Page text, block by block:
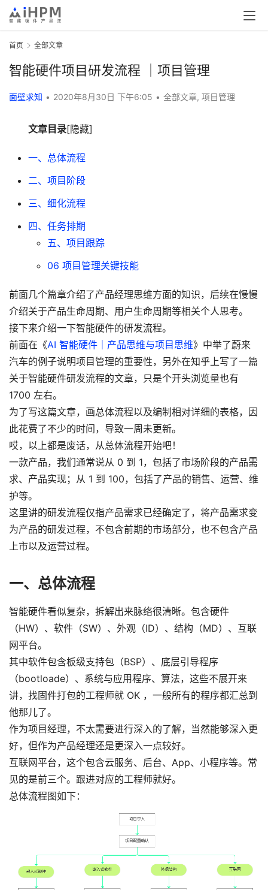
首页 全部文章
智能硬件项目研发流程 ｜项目管理
面壁求知 • 2020年8月30日 下午6:05 • 全部文章, 项目管理
文章目录[隐藏]
一、总体流程
二、项目阶段
三、细化流程
四、任务排期
五、项目跟踪
06 项目管理关键技能
前面几个篇章介绍了产品经理思维方面的知识，后续在慢慢
介绍关于产品生命周期、用户生命周期等相关个人思考。
接下来介绍一下智能硬件的研发流程。
前面在《AI 智能硬件｜产品思维与项目思维》中举了蔚来
汽车的例子说明项目管理的重要性，另外在知乎上写了一篇
关于智能硬件研发流程的文章，只是个开头浏览量也有
1700 左右。
为了写这篇文章，画总体流程以及编制相对详细的表格，因
此花费了不少的时间，导致一周未更新。
哎，以上都是废话，从总体流程开始吧！
一款产品，我们通常说从 0 到 1，包括了市场阶段的产品需
求、产品实现；从 1 到 100，包括了产品的销售、运营、维
护等。
这里讲的研发流程仅指产品需求已经确定了，将产品需求变
为产品的研发过程，不包含前期的市场部分，也不包含产品
上市以及运营过程。
一、总体流程
智能硬件看似复杂，拆解出来脉络很清晰。包含硬件
（HW）、软件（SW）、外观（ID）、结构（MD）、互联
网平台。
其中软件包含板级支持包（BSP）、底层引导程序
（bootloade）、系统与应用程序、算法，这些不展开来
讲，找固件打包的工程师就 OK ，一般所有的程序都汇总到
他那儿了。
作为项目经理，不太需要进行深入的了解，当然能够深入更
好，但作为产品经理还是更深入一点较好。
互联网平台，这个包含云服务、后台、App、小程序等。常
见的是前三个。跟进对应的工程师就好。
总体流程图如下：